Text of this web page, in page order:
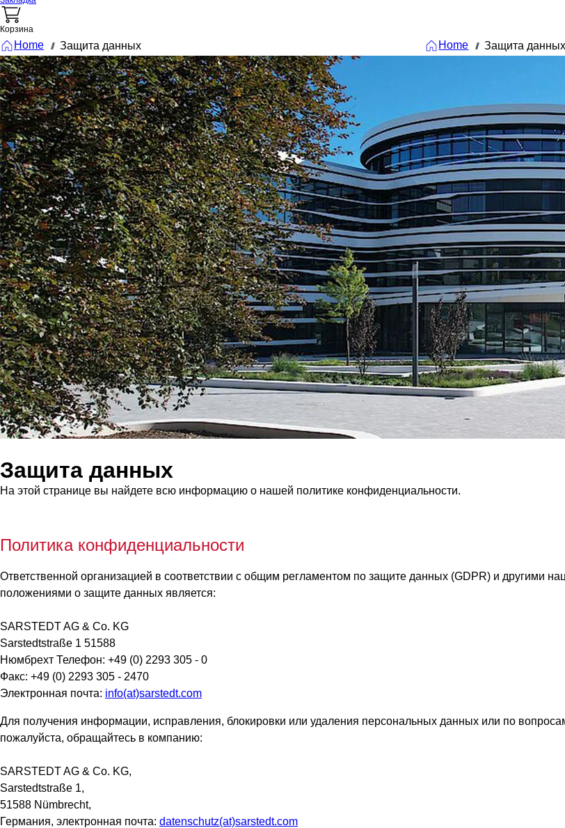
Корзина
Home /// Защита данных Home /// Защита данных
Защита данных
На этой странице вы найдете всю информацию о нашей политике конфиденциальности.
Политика конфиденциальности
Ответственной организацией в соответствии с общим регламентом по защите данных (GDPR) и другими
положениями о защите данных является:
SARSTEDT AG & Co. KG
Sarstedtstraße 1 51588
Нюмбрехт Телефон: +49 (0) 2293 305 - 0
Факс: +49 (0) 2293 305 - 2470
Электронная почта: info(at)sarstedt.com
Для получения информации, исправления, блокировки или удаления персональных данных или по
пожалуйста, обращайтесь в компанию:
SARSTEDT AG & Co. KG,
Sarstedtstraße 1,
51588 Nümbrecht,
Германия, электронная почта: datenschutz(at)sarstedt.com